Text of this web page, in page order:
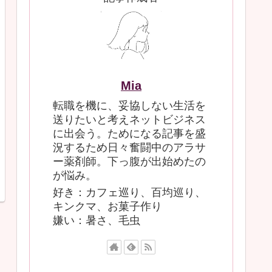
Mia
転職を機に、妥協しない生活を
送りたいと考えネットビジネス
に出会う。ためになる記事を盛
況するため日々奮闘中のアラサ
ー薬剤師。下っ腹が出始めたの
が悩み。
好き：カフェ巡り、百均巡り、
キンクマ、お菓子作り
嫌い：暑さ、毛虫